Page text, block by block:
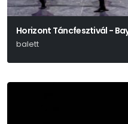
Horizont Táncfesztivál -
balett